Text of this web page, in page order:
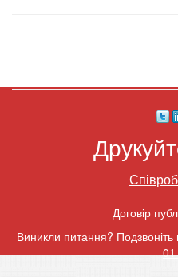
Договір
Виникли питання?